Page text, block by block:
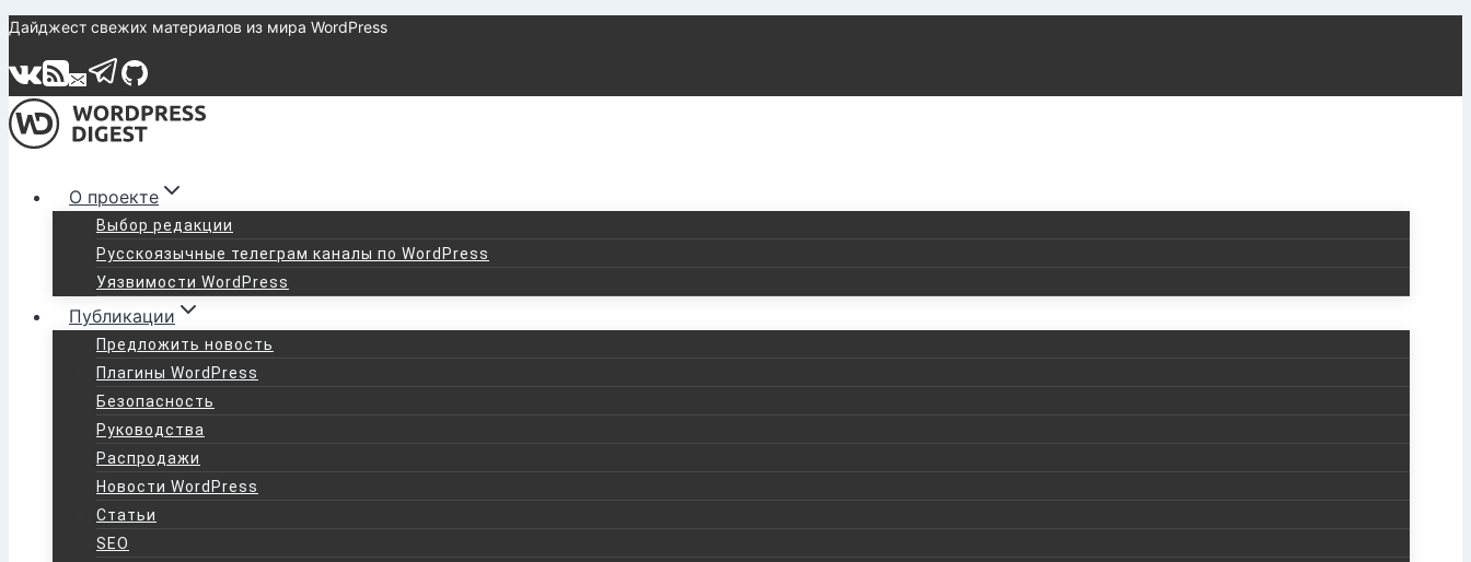
Перейти
содержимому
Дайджест свежих материалов из мира WordPress
О проекте
Выбор редакции
Русскоязычные телеграм каналы по WordPress
Уязвимости WordPress
Публикации
Предложить новость
Плагины WordPress
Безопасность
Руководства
Распродажи
Новости WordPress
Статьи
SEO